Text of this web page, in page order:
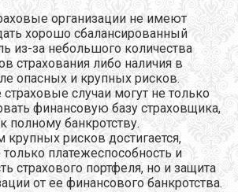
организации не имеют
хорошо сбалансированный
из-за небольшого количества
страхования либо наличия в
опасных и крупных рисков.
страховые случаи могут не только
финансовую базу страховщика,
полному банкротству.
крупных рисков достигается,
платежеспособность и
страхового портфеля, но и защита
от ее финансового банкротства.